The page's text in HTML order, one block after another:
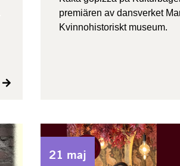
premiären av dansverket
Kvinnohistoriskt museum.
21 maj